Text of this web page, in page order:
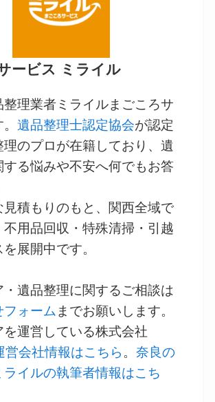
ービス ミライル
整理業者ミライルまごころサ
。遺品整理士認定協会が認定
理のプロが在籍しており、遺
する悩みや不安へ何でもお答
見積もりのもと、関西全域で
不用品回収・特殊清掃・引越
展開中です。
・遺品整理に関するご相談は
フォームまでお願いします。
を運営している株式会社
営会社情報はこちら 。奈良の
イルの執筆者情報はこち